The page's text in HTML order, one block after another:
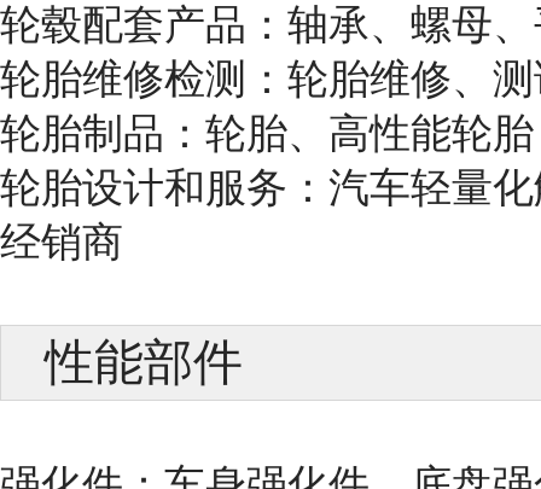
轮毂配套产品：轴承、螺母
轮胎维修检测：轮胎维修、
轮胎制品：轮胎、高性能轮胎
轮胎设计和服务：汽车轻量
经销商
性能部件